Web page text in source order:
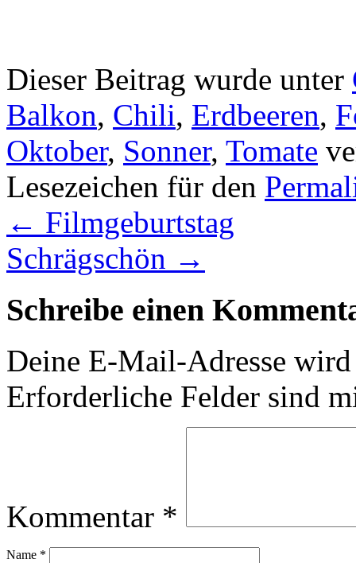
Dieser Beitrag wurde unter
Balkon, Chili, Erdbeeren,
Oktober, Sonner, Tomate
Lesezeichen für den
← Filmgeburtstag
Schrägschön →
Schreibe einen
Deine E-Mail-Adresse
Erforderliche Felder sind
Kommentar *
Name *